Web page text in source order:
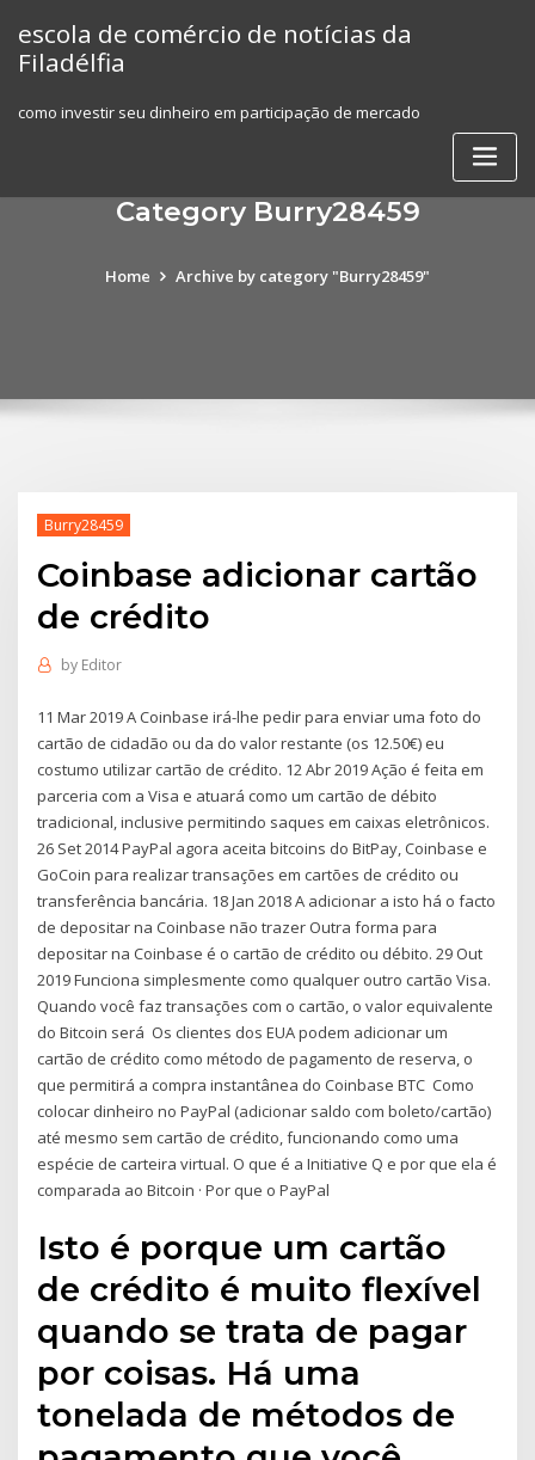
content
escola de comércio de notícias da
Filadélfia
como investir seu dinheiro em participação de mercado
Category Burry28459
Home Archive by category "Burry28459"
Burry28459
Coinbase adicionar cartão
de crédito
by Editor
11 Mar 2019 A Coinbase irá-lhe pedir para enviar uma foto do
cartão de cidadão ou da do valor restante (os 12.50€) eu
costumo utilizar cartão de crédito. 12 Abr 2019 Ação é feita em
parceria com a Visa e atuará como um cartão de débito
tradicional, inclusive permitindo saques em caixas eletrônicos.
26 Set 2014 PayPal agora aceita bitcoins do BitPay, Coinbase e
GoCoin para realizar transações em cartões de crédito ou
transferência bancária. 18 Jan 2018 A adicionar a isto há o facto
de depositar na Coinbase não trazer Outra forma para
depositar na Coinbase é o cartão de crédito ou débito. 29 Out
2019 Funciona simplesmente como qualquer outro cartão Visa.
Quando você faz transações com o cartão, o valor equivalente
do Bitcoin será Os clientes dos EUA podem adicionar um
cartão de crédito como método de pagamento de reserva, o
que permitirá a compra instantânea do Coinbase BTC Como
colocar dinheiro no PayPal (adicionar saldo com boleto/cartão)
até mesmo sem cartão de crédito, funcionando como uma
espécie de carteira virtual. O que é a Initiative Q e por que ela é
comparada ao Bitcoin · Por que o PayPal
Isto é porque um cartão
de crédito é muito flexível
quando se trata de pagar
por coisas. Há uma
tonelada de métodos de